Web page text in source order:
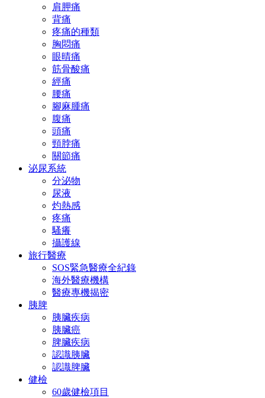
肩胛痛
背痛
疼痛的種類
胸悶痛
眼晴痛
筋骨酸痛
經痛
腰痛
腳麻腫痛
腹痛
頭痛
頸脖痛
關節痛
泌尿系統
分泌物
尿液
灼熱感
疼痛
騷癢
攝護線
旅行醫療
SOS緊急醫療全紀錄
海外醫療機構
醫療專機揭密
胰脾
胰臟疾病
胰臟癌
脾臟疾病
認識胰臟
認識脾臟
健檢
60歲健檢項目